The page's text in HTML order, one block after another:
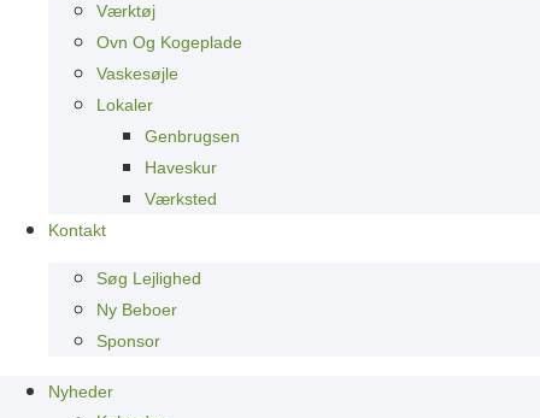
Værktøj
Ovn Og Kogeplade
Vaskesøjle
Lokaler
Genbrugsen
Haveskur
Værksted
Kontakt
Søg Lejlighed
Ny Beboer
Sponsor
Nyheder